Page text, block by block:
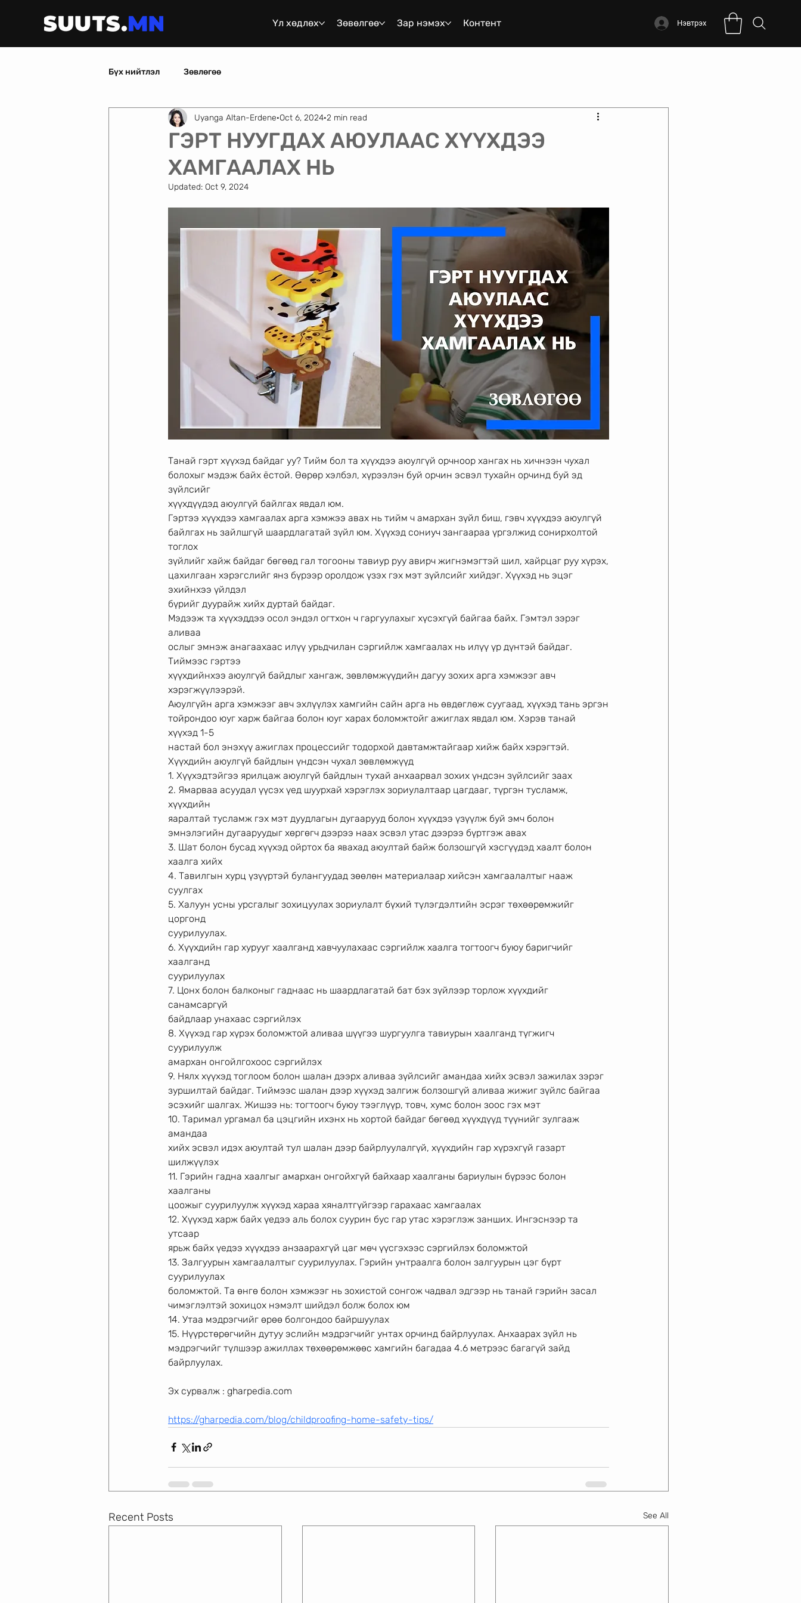
Үл хөдлөх Зөвөлгөө Зар нэмэх Контент Нэвтрэх
Бүх нийтлэл Зөвлөгөө
ГЭРТ НУУГДАХ АЮУЛААС ХҮҮХДЭЭ
ХАМГААЛАХ НЬ
Uyanga Altan-Erdene Oct 6, 2024 2 min read
Updated: Oct 9, 2024
Танай гэрт хүүхэд байдаг уу? Тийм бол та хүүхдээ аюулгүй орчноор хангах нь хичнээн чухал
болохыг мэдэж байх ёстой. Өөрөр хэлбэл, хүрээлэн буй орчин эсвэл тухайн орчинд буй эд
зүйлсийг
хүүхдүүдэд аюулгүй байлгах явдал юм.
Гэртээ хүүхдээ хамгаалах арга хэмжээ авах нь тийм ч амархан зүйл биш, гэвч хүүхдээ аюулгүй
байлгах нь зайлшгүй шаардлагатай зүйл юм. Хүүхэд сониуч зангаараа үргэлжид сонирхолтой
тоглох
зүйлийг хайж байдаг бөгөөд гал тогооны тавиур руу авирч жигнэмэгтэй шил, хайрцаг руу хүрэх,
цахилгаан хэрэгслийг янз бүрээр оролдож үзэх гэх мэт зүйлсийг хийдэг. Хүүхэд нь эцэг
эхийнхээ үйлдэл
бүрийг дуурайж хийх дуртай байдаг.
Мэдээж та хүүхэддээ осол эндэл огтхон ч гаргуулахыг хүсэхгүй байгаа байх. Гэмтэл зэрэг
аливаа
ослыг эмнэж анагаахаас илүү урьдчилан сэргийлж хамгаалах нь илүү үр дүнтэй байдаг.
Тиймээс гэртээ
хүүхдийнхээ аюулгүй байдлыг хангаж, зөвлөмжүүдийн дагуу зохих арга хэмжээг авч
хэрэгжүүлээрэй.
Аюулгүйн арга хэмжээг авч эхлүүлэх хамгийн сайн арга нь өвдөглөж суугаад, хүүхэд тань эргэн
тойрондоо юуг харж байгаа болон юуг харах боломжтойг ажиглах явдал юм. Хэрэв танай
хүүхэд 1-5
настай бол энэхүү ажиглах процессийг тодорхой давтамжтайгаар хийж байх хэрэгтэй.
Хүүхдийн аюулгүй байдлын үндсэн чухал зөвлөмжүүд
1. Хүүхэдтэйгээ ярилцаж аюулгүй байдлын тухай анхаарвал зохих үндсэн зүйлсийг заах
2. Ямарваа асуудал үүсэх үед шуурхай хэрэглэх зориулалтаар цагдааг, түргэн тусламж,
хүүхдийн
яаралтай тусламж гэх мэт дуудлагын дугаарууд болон хүүхдээ үзүүлж буй эмч болон
эмнэлэгийн дугааруудыг хөргөгч дээрээ наах эсвэл утас дээрээ бүртгэж авах
3. Шат болон бусад хүүхэд ойртох ба явахад аюултай байж болзошгүй хэсгүүдэд хаалт болон
хаалга хийх
4. Тавилгын хурц үзүүртэй булангуудад зөөлөн материалаар хийсэн хамгаалалтыг нааж
суулгах
5. Халуун усны урсгалыг зохицуулах зориулалт бүхий түлэгдэлтийн эсрэг төхөөрөмжийг
цоргонд
суурилуулах.
6. Хүүхдийн гар хурууг хаалганд хавчуулахаас сэргийлж хаалга тогтоогч буюу баригчийг
хаалганд
суурилуулах
7. Цонх болон балконыг гаднаас нь шаардлагатай бат бэх зүйлээр торлож хүүхдийг
санамсаргүй
байдлаар унахаас сэргийлэх
8. Хүүхэд гар хүрэх боломжтой аливаа шүүгээ шургуулга тавиурын хаалганд түгжигч
суурилуулж
амархан онгойлгохоос сэргийлэх
9. Нялх хүүхэд тоглоом болон шалан дээрх аливаа зүйлсийг амандаа хийх эсвэл зажилах зэрэг
зуршилтай байдаг. Тиймээс шалан дээр хүүхэд залгиж болзошгүй аливаа жижиг зүйлс байгаа
эсэхийг шалгах. Жишээ нь: тогтоогч буюу тээглүүр, товч, хумс болон зоос гэх мэт
10. Таримал ургамал ба цэцгийн ихэнх нь хортой байдаг бөгөөд хүүхдүүд түүнийг зулгааж
амандаа
хийх эсвэл идэх аюултай тул шалан дээр байрлуулалгүй, хүүхдийн гар хүрэхгүй газарт
шилжүүлэх
11. Гэрийн гадна хаалгыг амархан онгойхгүй байхаар хаалганы бариулын бүрээс болон
хаалганы
цоожыг суурилуулж хүүхэд хараа хяналтгүйгээр гарахаас хамгаалах
12. Хүүхэд харж байх үедээ аль болох суурин бус гар утас хэрэглэж занших. Ингэснээр та
утсаар
ярьж байх үедээ хүүхдээ анзаарахгүй цаг мөч үүсгэхээс сэргийлэх боломжтой
13. Залгуурын хамгаалалтыг суурилуулах. Гэрийн унтраалга болон залгуурын цэг бүрт
суурилуулах
боломжтой. Та өнгө болон хэмжээг нь зохистой сонгож чадвал эдгээр нь танай гэрийн засал
чимэглэлтэй зохицох нэмэлт шийдэл болж болох юм
14. Утаа мэдрэгчийг өрөө болгондоо байршуулах
15. Нүүрстөрөгчийн дутуу эслийн мэдрэгчийг унтах орчинд байрлуулах. Анхаарах зүйл нь
мэдрэгчийг түлшээр ажиллах төхөөрөмжөөс хамгийн багадаа 4.6 метрээс багагүй зайд
байрлуулах.
Эх сурвалж : gharpedia.com
https://gharpedia.com/blog/childproofing-home-safety-tips/
Recent Posts See All